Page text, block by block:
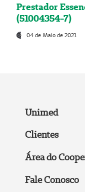
Prestador
(51004354-7)
04 de Maio de 2021
Unimed
Clientes
Área do
Fale Conosco